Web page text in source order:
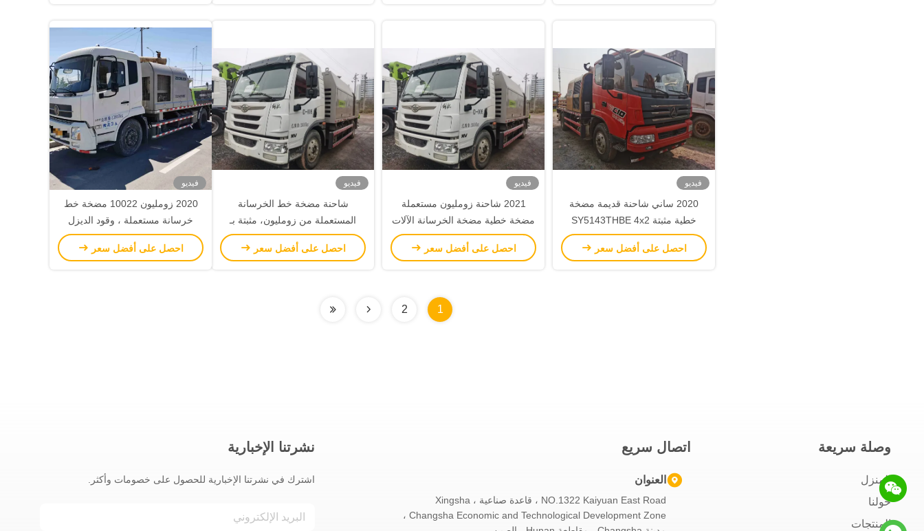
فيديو
2020 ساني شاحنة قديمة مضخة
خطية مثبتة SY5143THBE 4x2
هيكل 85km/H يد ثانية
احصل على أفضل سعر
فيديو
2021 شاحنة زومليون مستعملة
مضخة خطية مضخة الخرسانة الآلات
اليد الثانية
احصل على أفضل سعر
فيديو
شاحنة مضخة خط الخرسانة
المستعملة من زومليون، مثبتة بـ
100-26 ميجا باسكال مع محرك
WP10G336E341
احصل على أفضل سعر
فيديو
2020 زومليون 10022 مضخة خط
خرسانة مستعملة ، وقود الديزل
شاحنة قديمة مضخة خط مثبتة
احصل على أفضل سعر
1
2
وصلة سريعة
المنزل
حولنا
المنتجات
اتصال سريع
العنوان
NO.1322 Kaiyuan East Road ، قاعدة صناعية Xingsha ،
Changsha Economic and Technological Development Zone ،
نشرتنا الإخبارية
اشترك في نشرتنا الإخبارية للحصول على خصومات وأكثر.